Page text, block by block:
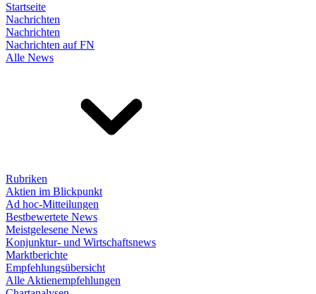
Startseite
Nachrichten
Nachrichten
Nachrichten auf FN
Alle News
Rubriken
Aktien im Blickpunkt
Ad hoc-Mitteilungen
Bestbewertete News
Meistgelesene News
Konjunktur- und Wirtschaftsnews
Marktberichte
Empfehlungsübersicht
Alle Aktienempfehlungen